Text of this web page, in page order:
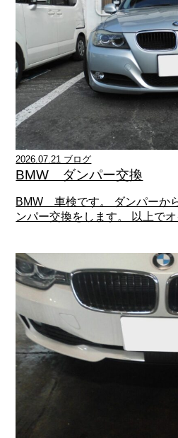
2026.07.21 ブログ
BMW ダンパー交換
BMW 車検です。 ダンパーか
ンパー交換をします。 以上でオ